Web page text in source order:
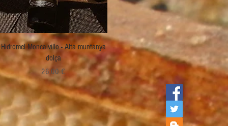
Visualització ràpida
Hidromel Moncalvillo - Alta muntanya
dolça
Preu
26,00 €